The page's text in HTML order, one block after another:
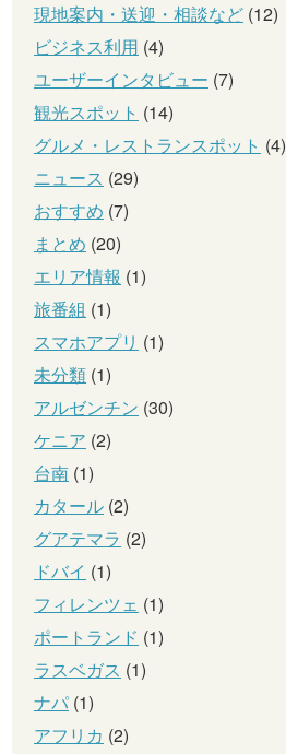
現地案内・送迎・相談など (12)
ビジネス利用 (4)
ユーザーインタビュー (7)
観光スポット (14)
グルメ・レストランスポット (4)
ニュース (29)
おすすめ (7)
まとめ (20)
エリア情報 (1)
旅番組 (1)
スマホアプリ (1)
未分類 (1)
アルゼンチン (30)
ケニア (2)
台南 (1)
カタール (2)
グアテマラ (2)
ドバイ (1)
フィレンツェ (1)
ポートランド (1)
ラスベガス (1)
ナパ (1)
アフリカ (2)